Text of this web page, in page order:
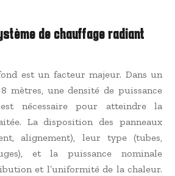
de chauffage radiant
est un facteur majeur. Dans un
mètres, une densité de puissance
nécessaire pour atteindre la
La disposition des panneaux
alignement), leur type (tubes,
et la puissance nominale
et l’uniformité de la chaleur.